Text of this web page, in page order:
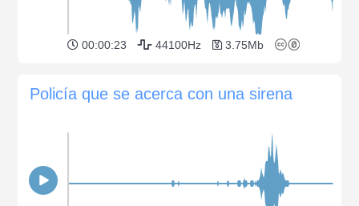
00:00:23 44100Hz 3.75Mb
Policía que se acerca con una sirena